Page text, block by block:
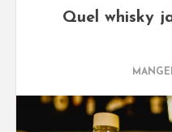
Quel whisky